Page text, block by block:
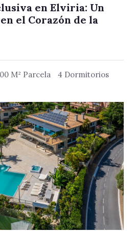
en Elviria: Un
el Corazón de la
M² Parcela
4 Dormitorios